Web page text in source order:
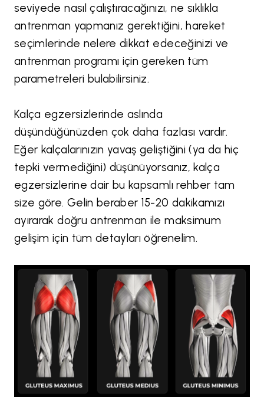
seviyede nasıl çalıştıracağınızı, ne sıklıkla
antrenman yapmanız gerektiğini, hareket
seçimlerinde nelere dikkat edeceğinizi ve
antrenman programı için gereken tüm
parametreleri bulabilirsiniz.
Kalça egzersizlerinde aslında
düşündüğünüzden çok daha fazlası vardır.
Eğer kalçalarınızın yavaş geliştiğini (ya da hiç
tepki vermediğini) düşünüyorsanız, kalça
egzersizlerine dair bu kapsamlı rehber tam
size göre. Gelin beraber 15-20 dakikamızı
ayırarak doğru antrenman ile maksimum
gelişim için tüm detayları öğrenelim.